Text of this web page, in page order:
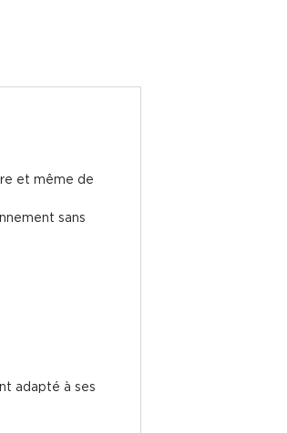
et même de
sans
adapté à ses